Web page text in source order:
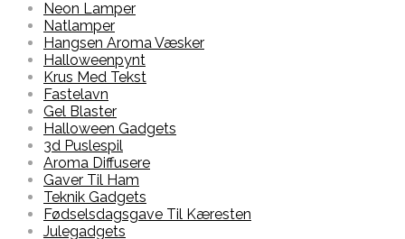
Neon Lamper
Natlamper
Hangsen Aroma Væsker
Halloweenpynt
Krus Med Tekst
Fastelavn
Gel Blaster
Halloween Gadgets
3d Puslespil
Aroma Diffusere
Gaver Til Ham
Teknik Gadgets
Fødselsdagsgave Til Kæresten
Julegadgets